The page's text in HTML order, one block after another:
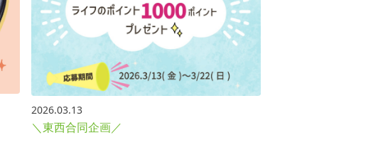
2026.03.13
＼東西合同企画／